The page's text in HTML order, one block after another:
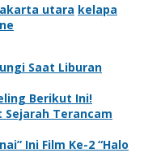
utara kelapa
Saat Liburan
Berikut Ini!
Terancam
Ini Film Ke-2 “Halo